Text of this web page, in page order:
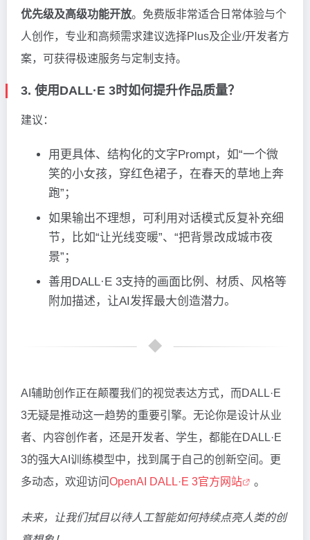
优先级及高级功能开放。免费版非常适合日常体验与个
人创作，专业和高频需求建议选择Plus及企业/开发者方
案，可获得极速服务与定制支持。
3. 使用DALL·E 3时如何提升作品质量？
建议：
用更具体、结构化的文字Prompt，如“一个微
笑的小女孩，穿红色裙子，在春天的草地上奔
跑”；
如果输出不理想，可利用对话模式反复补充细
节，比如“让光线变暖”、“把背景改成城市夜
景”；
善用DALL·E 3支持的画面比例、材质、风格等
附加描述，让AI发挥最大创造潜力。
AI辅助创作正在颠覆我们的视觉表达方式，而DALL·E
3无疑是推动这一趋势的重要引擎。无论你是设计从业
者、内容创作者，还是开发者、学生，都能在DALL·E
3的强大AI训练模型中，找到属于自己的创新空间。更
多动态，欢迎访问OpenAI DALL·E 3官方网站 。
未来，让我们拭目以待人工智能如何持续点亮人类的创